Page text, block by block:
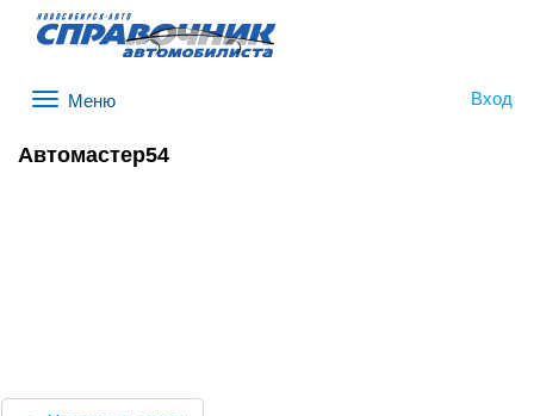
Вход
Автомастер54